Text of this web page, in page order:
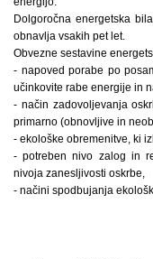
Dolgoročna energetska
obnavlja vsakih pet let.
Obvezne sestavine
- napoved porabe po
učinkovite rabe energije in
- način zadovoljevanja
primarno (obnovljive in
- ekološke obremenitve, ki
- potreben nivo zalog in
nivoja zanesljivosti oskrbe,
- načini spodbujanja